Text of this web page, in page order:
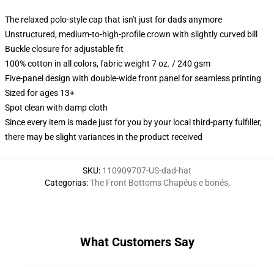
The relaxed polo-style cap that isn't just for dads anymore
Unstructured, medium-to-high-profile crown with slightly curved bill
Buckle closure for adjustable fit
100% cotton in all colors, fabric weight 7 oz. / 240 gsm
Five-panel design with double-wide front panel for seamless printing
Sized for ages 13+
Spot clean with damp cloth
Since every item is made just for you by your local third-party fulfiller,
there may be slight variances in the product received
SKU: 110909707-US-dad-hat
Categorias:The Front Bottoms Chapéus e bonés,
What Customers Say